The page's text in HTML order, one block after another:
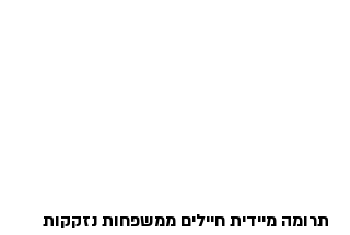
תרומה מיידית חיילים ממשפחות נזקקות